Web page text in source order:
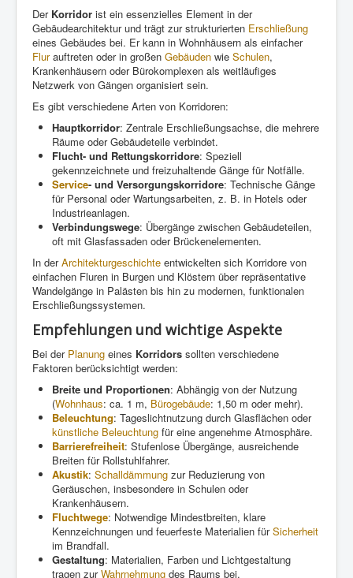
Der Korridor ist ein essenzielles Element in der
Gebäudearchitektur und trägt zur strukturierten Erschließung
eines Gebäudes bei. Er kann in Wohnhäusern als einfacher
Flurauftreten oder in großen Gebäuden wie Schulen,
Krankenhäusern oder Bürokomplexen als weitläufiges
Netzwerk von Gängen organisiert sein.
Es gibt verschiedene Arten von Korridoren:
Hauptkorridor: Zentrale Erschließungsachse, die mehrere
Räume oder Gebäudeteile verbindet.
Flucht- und Rettungskorridore: Speziell
gekennzeichnete und freizuhaltende Gänge für Notfälle.
Service- und Versorgungskorridore: Technische Gänge
für Personal oder Wartungsarbeiten, z. B. in Hotels oder
Industrieanlagen.
Verbindungswege: Übergänge zwischen Gebäudeteilen,
oft mit Glasfassaden oder Brückenelementen.
In derArchitekturgeschichte entwickelten sich Korridore von
einfachen Fluren in Burgen und Klöstern über repräsentative
Wandelgänge in Palästen bis hin zu modernen, funktionalen
Erschließungssystemen.
Empfehlungen und wichtige Aspekte
Bei der Planung eines Korridors sollten verschiedene
Faktoren berücksichtigt werden:
Breite und Proportionen: Abhängig von der Nutzung
(Wohnhaus: ca. 1 m, Bürogebäude: 1,50 m oder mehr).
Beleuchtung: Tageslichtnutzung durch Glasflächen oder
künstliche Beleuchtung für eine angenehme Atmosphäre.
Barrierefreiheit: Stufenlose Übergänge, ausreichende
Breiten für Rollstuhlfahrer.
Akustik: Schalldämmung zur Reduzierung von
Geräuschen, insbesondere in Schulen oder
Krankenhäusern.
Fluchtwege: Notwendige Mindestbreiten, klare
Kennzeichnungen und feuerfeste Materialien fürSicherheit
im Brandfall.
Gestaltung: Materialien, Farben und Lichtgestaltung
tragen zurWahrnehmung des Raums bei.